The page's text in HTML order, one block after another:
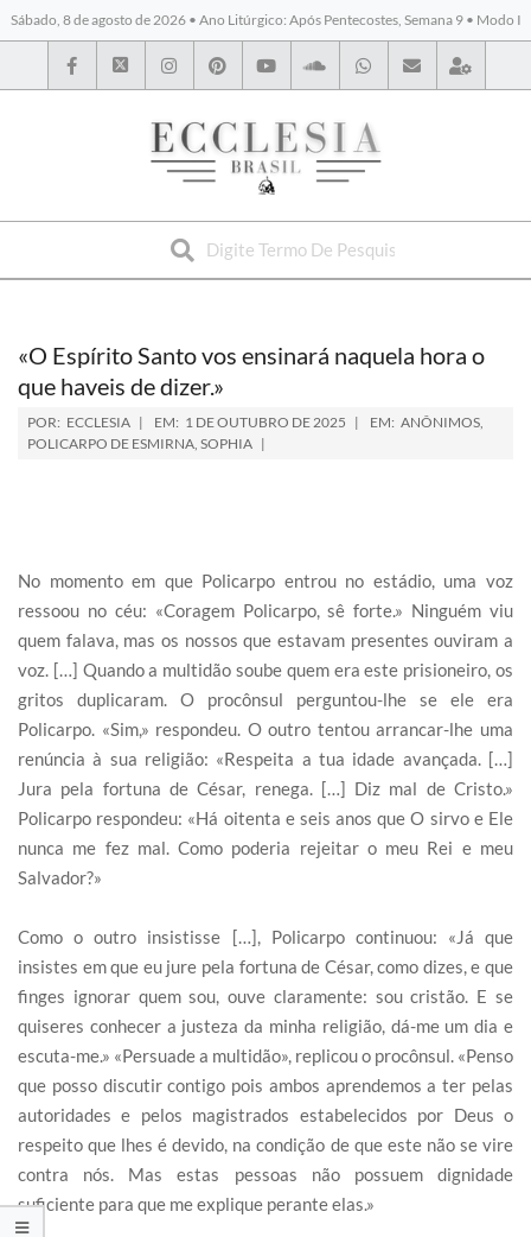
Sábado, 8 de agosto de 2026 • Ano Litúrgico: Após Pentecostes, Semana 9 • Modo I
BYBLOS
«O Espírito Santo vos ensinará naquela hora o
que haveis de dizer.»
POR: ECCLESIA EM: 1 DE OUTUBRO DE 2025 EM: ANÔNIMOS,
POLICARPO DE ESMIRNA, SOPHIA
No momento em que Policarpo entrou no estádio, uma voz
ressoou no céu: «Coragem Policarpo, sê forte.» Ninguém viu
quem falava, mas os nossos que estavam presentes ouviram a
voz. […] Quando a multidão soube quem era este prisioneiro, os
gritos duplicaram. O procônsul perguntou-lhe se ele era
Policarpo. «Sim,» respondeu. O outro tentou arrancar-lhe uma
renúncia à sua religião: «Respeita a tua idade avançada. […]
Jura pela fortuna de César, renega. […] Diz mal de Cristo.»
Policarpo respondeu: «Há oitenta e seis anos que O sirvo e Ele
nunca me fez mal. Como poderia rejeitar o meu Rei e meu
Salvador?»
Como o outro insistisse […], Policarpo continuou: «Já que
insistes em que eu jure pela fortuna de César, como dizes, e que
finges ignorar quem sou, ouve claramente: sou cristão. E se
quiseres conhecer a justeza da minha religião, dá-me um dia e
escuta-me.» «Persuade a multidão», replicou o procônsul. «Penso
que posso discutir contigo pois ambos aprendemos a ter pelas
autoridades e pelos magistrados estabelecidos por Deus o
respeito que lhes é devido, na condição de que este não se vire
contra nós. Mas estas pessoas não possuem dignidade
suficiente para que me explique perante elas.»